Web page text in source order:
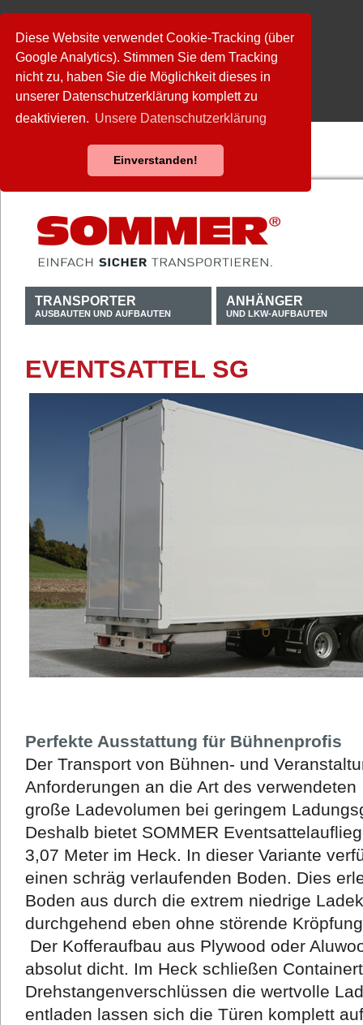
Diese Website verwendet Cookie-Tracking (über
Google Analytics). Stimmen Sie dem Tracking
nicht zu, haben Sie die Möglichkeit dieses in
unserer Datenschutzerklärung komplett zu
deaktivieren. Unsere Datenschutzerklärung
Einverstanden!
TRANSPORTER
AUSBAUTEN UND AUFBAUTEN
ANHÄNGER
UND LKW-AUFBAUTEN
EVENTSATTEL SG
Perfekte Ausstattung für Bühnenprofis
Der Transport von Bühnen- und
Anforderungen an die Art des
große Ladevolumen bei geringem
Deshalb bietet SOMMER
3,07 Meter im Heck. In dieser Variante
einen schräg verlaufenden Boden. Dies
Boden aus durch die extrem niedrige
durchgehend eben ohne störende
Der Kofferaufbau aus Plywood oder
absolut dicht. Im Heck schließen
Drehstangenverschlüssen die wertvolle
entladen lassen sich die Türen komplett